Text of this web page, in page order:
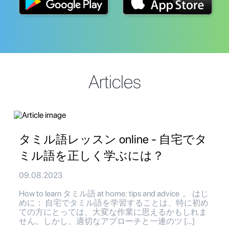
Articles
タミル語レッスン online - 自宅でタ
ミル語を正しく学ぶには？
09.08.2023
How to learn タミル語 at home: tips and advice 。 はじ
めに： 自宅でタミル語を学習することは、特に初め
ての方にとっては、大変な作業に思えるかもしれま
せん。しかし、適切なアプローチと一連のツ […]